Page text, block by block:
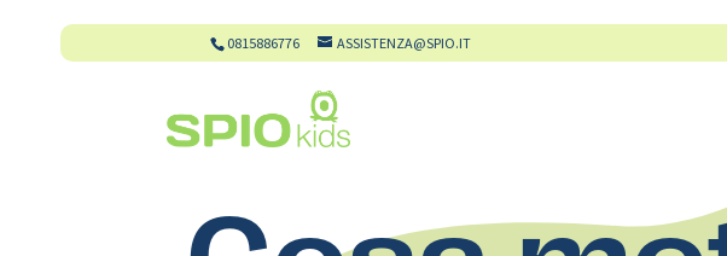
0815886776 ASSISTENZA@SPIO.IT